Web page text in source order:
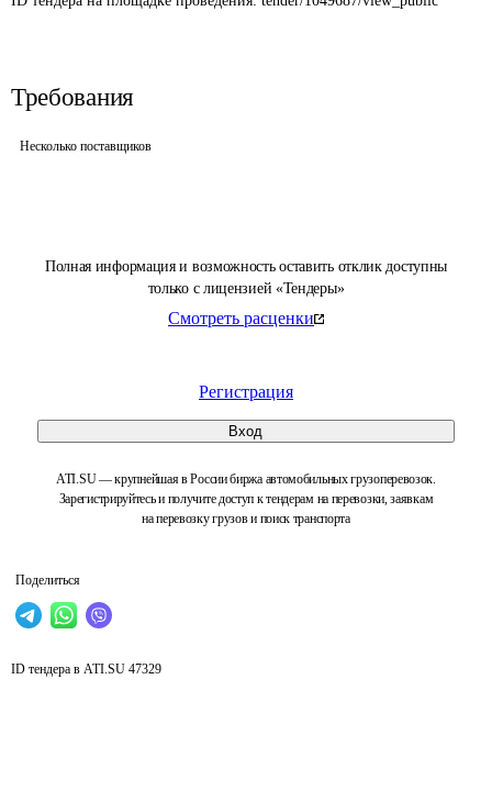
Полная информация и возможность оставить отклик доступны
только с лицензией «Тендеры»
Смотреть расценки
Регистрация
Вход
ATI.SU — крупнейшая в России биржа автомобильных грузоперевозок.
Зарегистрируйтесь и получите доступ к тендерам на перевозки, заявкам
на перевозку грузов и поиск транспорта
Поделиться
Требования
Несколько поставщиков
ID тендера в ATI.SU 47329